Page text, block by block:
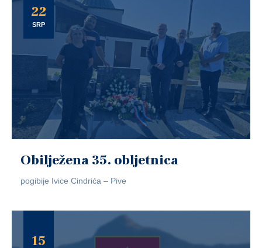
22
SRP
Obilježena 35. obljetnica
pogibije Ivice Cindrića – Pive
15